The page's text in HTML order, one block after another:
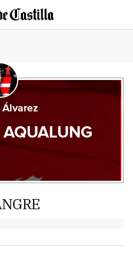
AQUALUNG